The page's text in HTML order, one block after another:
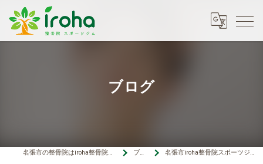
ブログ
名張市の整骨院はiroha整骨院スポーツジム ブログ 名張市iroha整骨院スポーツジム～肩こり～